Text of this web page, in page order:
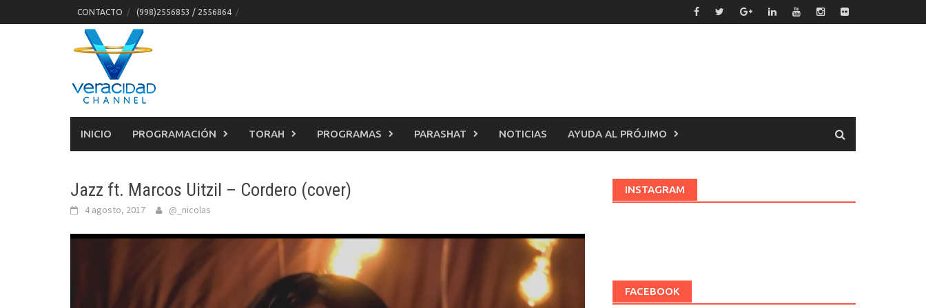
to
CONTACTO (998)2556853 / 2556864
INICIO PROGRAMACIÓN TORAH PROGRAMAS PARASHAT NOTICIAS AYUDA AL PRÓJIMO
Jazz ft. Marcos Uitzil – Cordero (cover)
4 agosto, 2017 @_nicolas
INSTAGRAM
FACEBOOK